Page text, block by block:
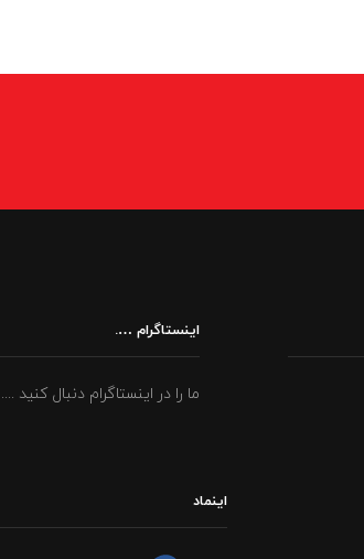
اینستاگرام ….
ما را در اینستاگرام دنبال کنید ....
اینماد